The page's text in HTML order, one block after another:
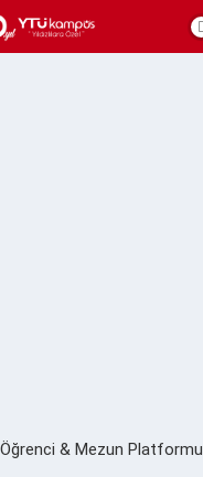
& Mezun Platformu